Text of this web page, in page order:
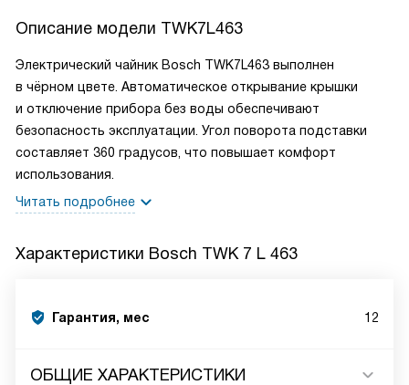
Описание модели TWK7L463
Электрический чайник Bosch TWK7L463 выполнен
в чёрном цвете. Автоматическое открывание крышки
и отключение прибора без воды обеспечивают
безопасность эксплуатации. Угол поворота подставки
составляет 360 градусов, что повышает комфорт
использования.
Читать подробнее
Характеристики Bosch TWK 7 L 463
Гарантия, мес 12
ОБЩИЕ ХАРАКТЕРИСТИКИ